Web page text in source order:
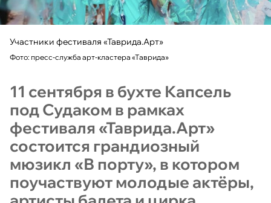
Участники фестиваля «Таврида.Арт»
Фото: пресс-служба арт-кластера «Таврида»
11 сентября в бухте Капсель
под Судаком в рамках
фестиваля «Таврида.Арт»
состоится грандиозный
мюзикл «В порту», в котором
поучаствуют молодые актёры,